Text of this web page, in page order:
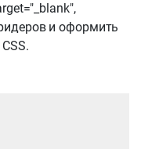
и оформить